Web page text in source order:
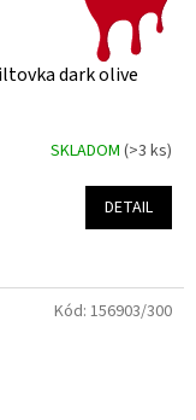
dark olive
SKLADOM (>3 ks)
DETAIL
Kód: 156903/300